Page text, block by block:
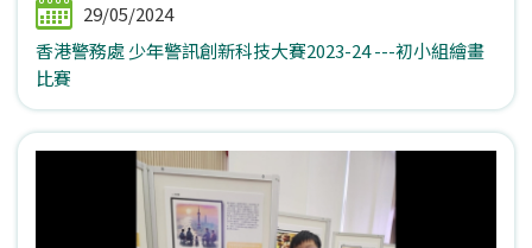
29/05/2024
香港警務處 少年警訊創新科技大賽2023-24 ---初小組繪畫
比賽